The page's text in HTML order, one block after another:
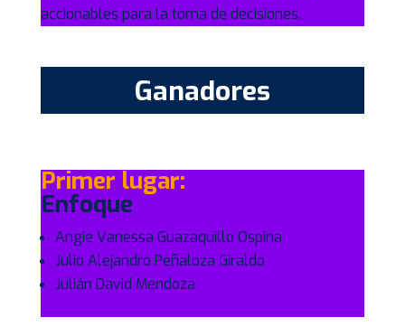
accionables para la toma de decisiones.
Ganadores
Primer lugar:
Enfoque
Angie Vanessa Guazaquillo Ospina
Julio Alejandro Peñaloza Giraldo
Julián David Mendoza